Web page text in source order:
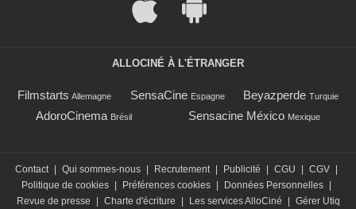
ALLOCINÉ À L'ÉTRANGER
Filmstarts Allemagne SensaCine Espagne Beyazperde Turquie
AdoroCinema Brésil Sensacine México Mexique
Contact Qui sommes-nous Recrutement Publicité CGU CGV
Politique de cookies
Préférences cookies Données Personnelles
Revue de presse
Charte d'écriture Les services AlloCiné Gérer Utiq